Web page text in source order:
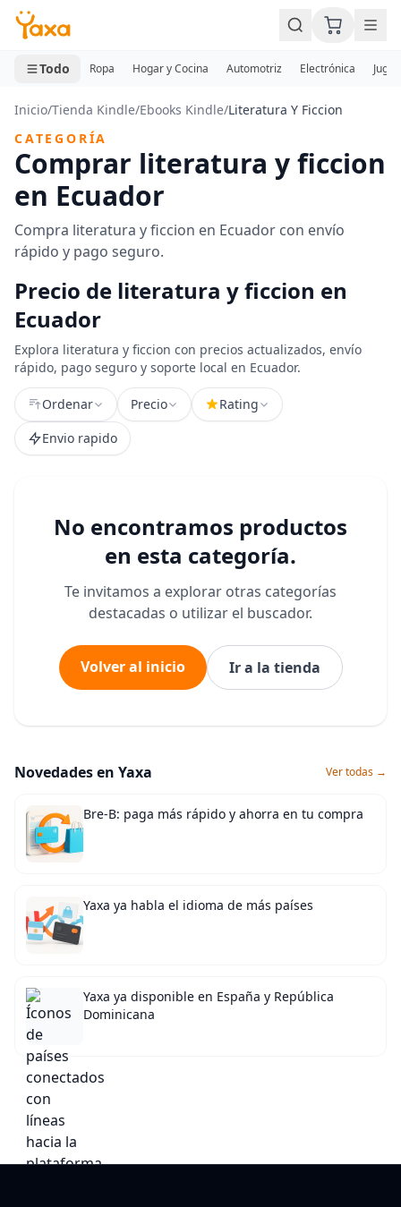
MINI CARRITO
0 productos
Todo Ropa Hogar y Cocina Automotriz Electrónica
Inicio/Tienda Kindle/Ebooks Kindle/Literatura Y Ficcion
CATEGORÍA
Comprar literatura y ficcion
en Ecuador
Compra literatura y ficcion en Ecuador con envío
rápido y pago seguro.
Precio de literatura y ficcion en
Ecuador
Explora literatura y ficcion con precios actualizados, envío
rápido, pago seguro y soporte local en Ecuador.
Ordenar Precio
Rating
Envio rapido
No encontramos productos
en esta categoría.
Te invitamos a explorar otras categorías
destacadas o utilizar el buscador.
Volver al inicio Ir a la tienda
Novedades en Yaxa Ver todas →
Bre-B: paga más rápido y ahorra en tu compra
Yaxa ya habla el idioma de más países
Yaxa ya disponible en España y República
Dominicana